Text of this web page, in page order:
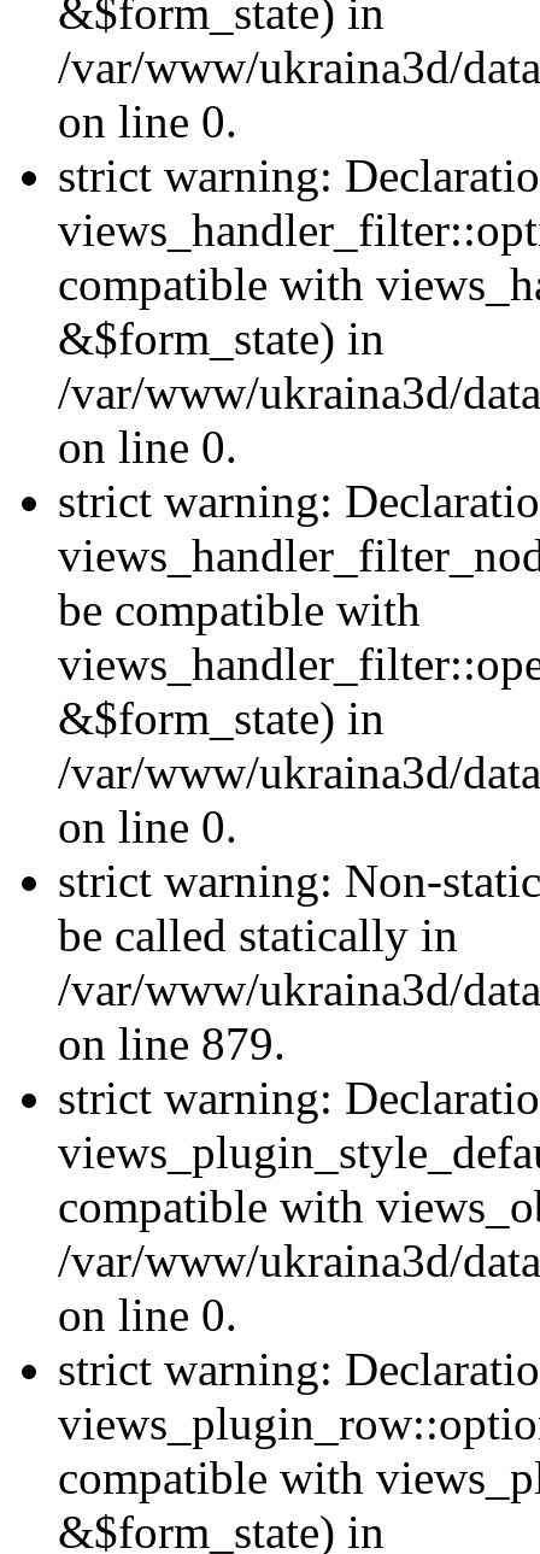
&$form_state) in
/var/www/ukraina3d/
on line 0.
strict warning:
compatible with
&$form_state) in
/var/www/ukraina3d/
on line 0.
strict warning:
be compatible with
&$form_state) in
/var/www/ukraina3d/
on line 0.
strict warning: Non-
be called statically in
/var/www/ukraina3d/
on line 879.
strict warning:
compatible with
/var/www/ukraina3d/
on line 0.
strict warning:
compatible with
&$form_state) in